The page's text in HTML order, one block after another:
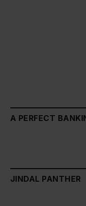
A PERFECT
JINDAL PANTHER